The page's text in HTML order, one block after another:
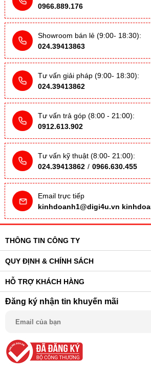
0966.889.176
Showroom bán lẻ (9:00- 18:30):
024.39413863
Tư vấn giải pháp (9:00- 18:30):
024.39413862
Tư vấn trả góp (8:00 - 21:00):
0912.613.902
Tư vấn kỹ thuật (8:00- 21:00):
024.39413862 / 0966.630.455
Email trực tiếp
kinhdoanh1@digi4u.vn
THÔNG TIN CÔNG TY
QUY ĐỊNH & CHÍNH SÁCH
HỖ TRỢ KHÁCH HÀNG
Đăng ký nhận tin khuyến mãi